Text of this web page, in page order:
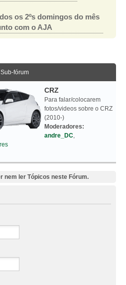
os 2ºs domingos do mês
com o AJA
Sub-fórum
CRZ
Para falar/colocarem
fotos/videos sobre o CRZ
(2010-)
Moderadores:
andre_DC,
nem ler Tópicos neste Fórum.